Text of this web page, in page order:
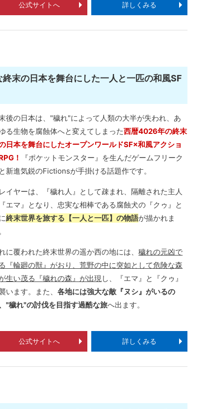
公式サイトへ 詳しくみる
末の日本を舞台にした一人と一匹の和風SF
後の日本は、"穢れ"によって人類の大半が失われ、あ
る生物を腐蝕体へと変えてしまった西暦4026年の終末
日本を舞台にしたオープンワールドSF×和風アクショ
！
『ポケットモンスター』を生んだゲームフリーク
新進気鋭のFictionsが手掛ける話題作です。
イヤーは、『穢れ人』として疎まれ、隔離された主人
エマ』となり、忠実な相棒である腐蝕犬の『クゥ』と
終末世界を旅する【一人と一匹】の物語が描かれま
に覆われた終末世界の遥か西の地には、穢れの元凶で
『輪廻の獣』がおり、荒野の中に突如として危険な森
生い茂る『穢れの森』が出現し、『エマ』と『クゥ』
います。また、各地には強大な敵『ヌシ』がいるの
"穢れ"の討伐を目指す過酷な旅へ出ます。
公式サイトへ 詳しくみる